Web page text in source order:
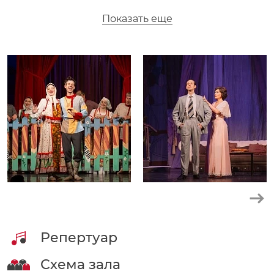
Наполеон Сен-Клош,
Доктор Дэвид Ливси, "Остров сокровищ"
Автор - Б.Савельев
Коломан Зупан, "Графиня Марица"
Автор - И.Кальман
Принц Ирвин,"Спящая красавица"
Автор - В.Ремчуков, И.Хачатурова, Д.Патров
Кай ,"Снежная королева"
Автор - П.И. Чайковский
музыканты"
Показать еще
Репертуар
Схема зала